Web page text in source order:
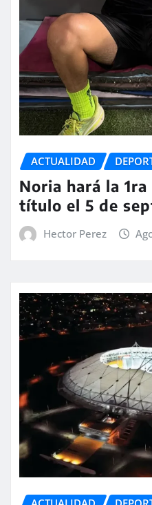
ACTUALIDAD
Noria hará la
título el 5 de
Hector Perez